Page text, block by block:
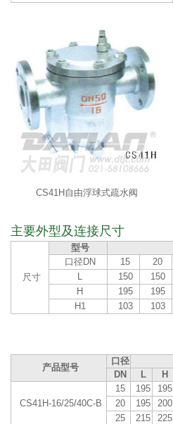
CS41H自由浮球式疏水阀
主要外型及连接尺寸
尺寸
型号
口径DN
15 20
L
150 150
H
195 195
H1
103 103
产品型号
口径
DN
L H
CS41H-16/25/40C-B
15 195 195
20
195 200
25
215 225